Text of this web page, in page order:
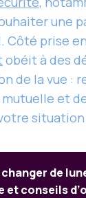
une
Côté prise
obéit à des
de la vue :
et
changer de
et conseils